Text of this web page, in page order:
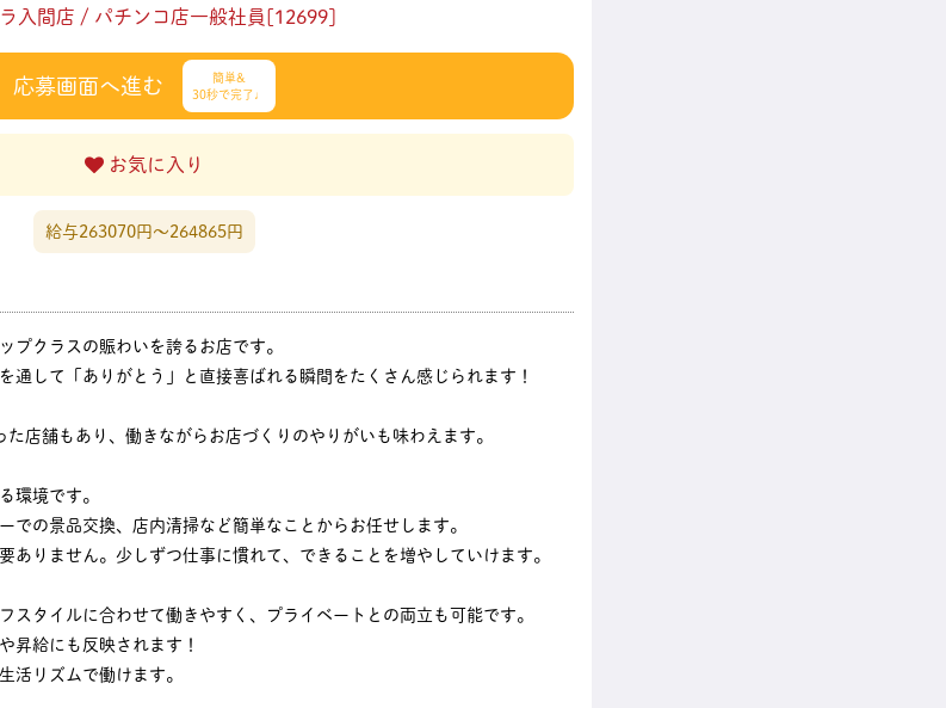
入間店 / パチンコ店一般社員[12699]
応募画面へ進む
簡単&
30秒で完了♩
お気に入り
給与263070円〜264865円
プクラスの賑わいを誇るお店です。
通して「ありがとう」と直接喜ばれる瞬間をたくさん感じられます！
店舗もあり、働きながらお店づくりのやりがいも味わえます。
環境です。
での景品交換、店内清掃など簡単なことからお任せします。
ありません。少しずつ仕事に慣れて、できることを増やしていけます。
スタイルに合わせて働きやすく、プライベートとの両立も可能です。
昇給にも反映されます！
活リズムで働けます。